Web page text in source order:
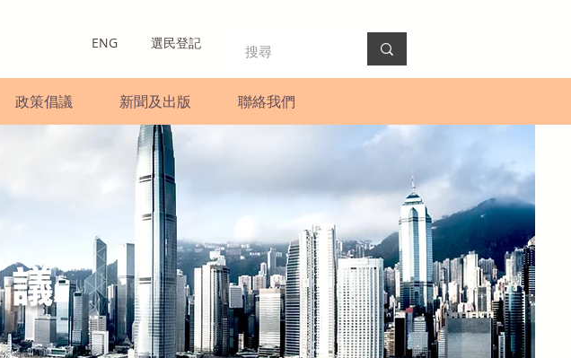
ENG 選民登記
政策倡議 新聞及出版 聯絡我們
議